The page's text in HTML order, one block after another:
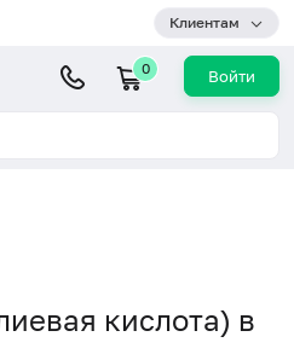
Клиентам
0 Войти
кислота) в